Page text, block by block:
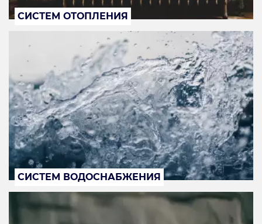
СИСТЕМ ОТОПЛЕНИЯ
СИСТЕМ ВОДОСНАБЖЕНИЯ